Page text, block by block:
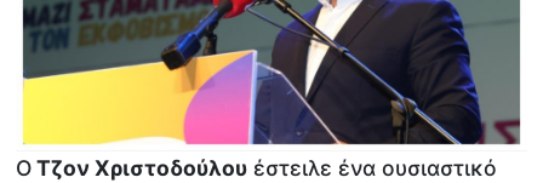
ΟΤζον Χριστοδούλου έστειλε ένα ουσιαστικό